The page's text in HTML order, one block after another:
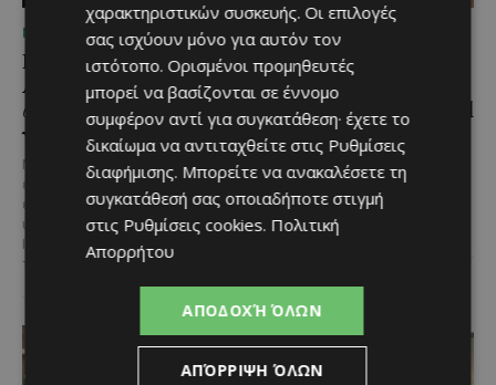
ΜΈΝΟΥΜΕ ΚΎΠΡΟ
Η αγαπημένη πισίνα του
Αγίου Ιωάννη Πιτσιλιάς
ανοίγει ξανά – Έτοιμη
να υποδεχθεί το κοινό
Μια αγαπημένη καλοκαιρινή
επιλογή στην ορεινή Κύπρο
επιστρέφει ανανεωμένη. Η
υπαίθρια πισίνα στον Άγιο
Ιωάννη Πιτσιλιάς ολοκλήρωσε
τις...
ΜΈΝΟΥΜΕ ΕΝΗΜΕΡΩΜΈΝΟΙ
Η Arla Protein
συνεχίζει να καινοτομεί
με το Arla Protein Food
to Go.
Το πλήρες γεύμα που ακολουθεί
τον ρυθμό της σύγχρονης ζωής.
Οι σύγχρονοι ρυθμοί της ζωής
αλλάζουν τον τρόπο που...
χαρακτηριστικών συσκευής. Οι επιλογές
σας ισχύουν μόνο για αυτόν τον
ιστότοπο. Ορισμένοι προμηθευτές
μπορεί να βασίζονται σε έννομο
συμφέρον αντί για συγκατάθεση· έχετε το
δικαίωμα να αντιταχθείτε στις Ρυθμίσεις
διαφήμισης. Μπορείτε να ανακαλέσετε τη
συγκατάθεσή σας οποιαδήποτε στιγμή
στις Ρυθμίσεις cookies. Πολιτική
Απορρήτου
ΑΠΟΔΟΧΉ ΌΛΩΝ
ΑΠΌΡΡΙΨΗ ΌΛΩΝ